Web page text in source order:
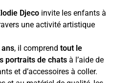
Djeco invite les enfants à
une activité artistique
ans, il comprendtout le
portraits de chats à l’aide de
et d’accessoires à coller.